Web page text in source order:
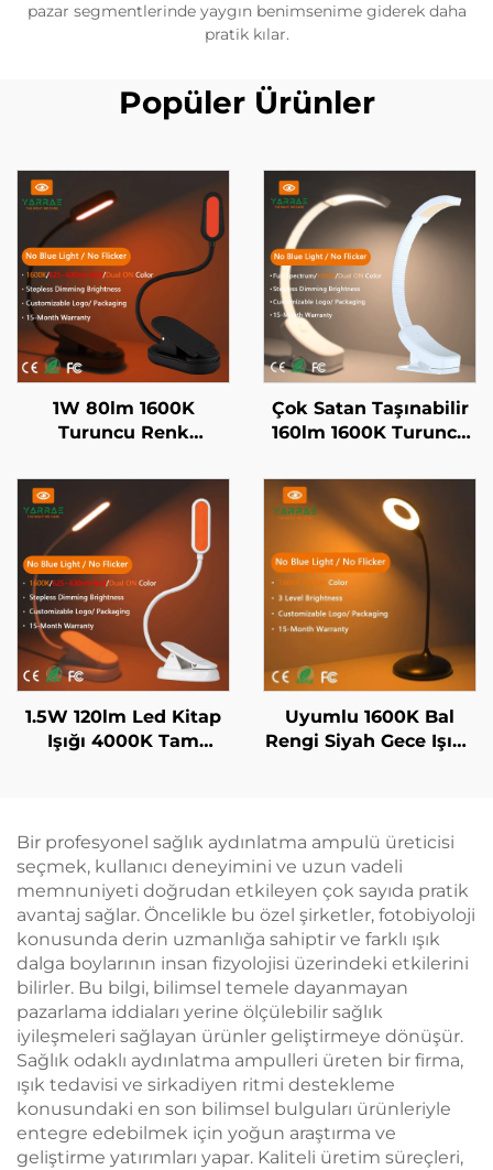
pazar segmentlerinde yaygın benimsenime giderek daha
pratik kılar.
Popüler Ürünler
1W 80lm 1600K
Turuncu Renk
Renk Sıfır Mavi Işık
Siyah Cisim LED Kitap
Işığı
Çok Satan Taşınabilir
160lm 1600K Turuncu
Renk Mavi Işık ve
Flicker Yok Beyaz
Cisim LED Kitap Işığı
1.5W 120lm Led Kitap
Işığı 4000K Tam
Işığı
Uyumlu 1600K Bal
Rengi Siyah Gece Işığı,
Bir profesyonel sağlık aydınlatma ampulü üreticisi
seçmek, kullanıcı deneyimini ve uzun vadeli
memnuniyeti doğrudan etkileyen çok sayıda pratik
avantaj sağlar. Öncelikle bu özel şirketler, fotobiyoloji
konusunda derin uzmanlığa sahiptir ve farklı ışık
dalga boylarının insan fizyolojisi üzerindeki etkilerini
bilirler. Bu bilgi, bilimsel temele dayanmayan
pazarlama iddiaları yerine ölçülebilir sağlık
iyileşmeleri sağlayan ürünler geliştirmeye dönüşür.
Sağlık odaklı aydınlatma ampulleri üreten bir firma,
ışık tedavisi ve sirkadiyen ritmi destekleme
konusundaki en son bilimsel bulguları ürünleriyle
entegre edebilmek için yoğun araştırma ve
geliştirme yatırımları yapar. Kaliteli üretim süreçleri,